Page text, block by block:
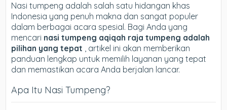
Nasi tumpeng adalah salah satu hidangan khas
Indonesia yang penuh makna dan sangat populer
dalam berbagai acara spesial. Bagi Anda yang
mencari nasi tumpeng aqiqah raja tumpeng adalah
pilihan yang tepat , artikel ini akan memberikan
panduan lengkap untuk memilih layanan yang tepat
dan memastikan acara Anda berjalan lancar.
Apa Itu Nasi Tumpeng?